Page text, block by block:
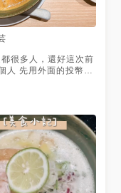
很多人，還好這次前
人 先用外面的投幣機
翻桌蠻快的